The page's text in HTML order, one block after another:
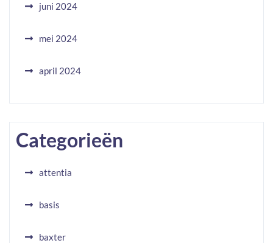
juni 2024
mei 2024
april 2024
Categorieën
attentia
basis
baxter